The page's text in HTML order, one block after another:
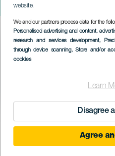
website.
We and our partners process data for the
Personalised advertising and content,
research and services development,
through device scanning, Store and/or
cookies
Learn
Disagree
Agree
Spring Run
Imagen
Listado
EVENTO PASSADO